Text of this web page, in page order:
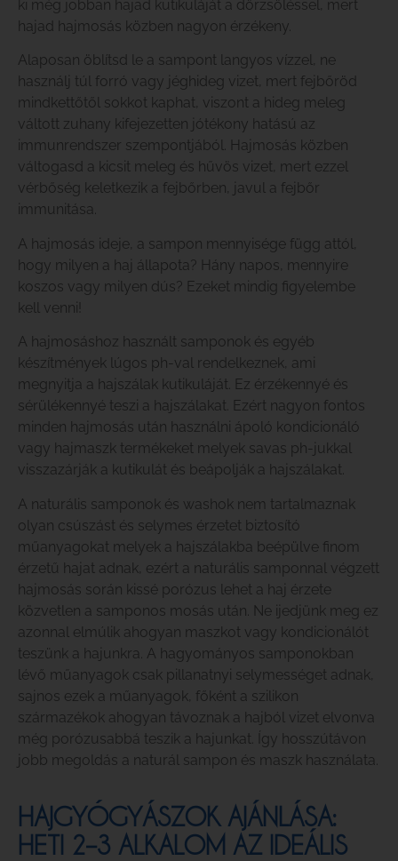
ki még jobban hajad kutikuláját a dörzsöléssel, mert
hajad hajmosás közben nagyon érzékeny.
Alaposan öblítsd le a sampont langyos vízzel, ne
használj túl forró vagy jéghideg vizet, mert fejbőröd
mindkettőtől sokkot kaphat, viszont a hideg meleg
váltott zuhany kifejezetten jótékony hatású az
immunrendszer szempontjából. Hajmosás közben
váltogasd a kicsit meleg és hűvös vizet, mert ezzel
vérbőség keletkezik a fejbőrben, javul a fejbőr
immunitása.
A hajmosás ideje, a sampon mennyisége függ attól,
hogy milyen a haj állapota? Hány napos, mennyire
koszos vagy milyen dús? Ezeket mindig figyelembe
kell venni!
A hajmosáshoz használt samponok és egyéb
készítmények lúgos ph-val rendelkeznek, ami
megnyitja a hajszálak kutikuláját. Ez érzékennyé és
sérülékennyé teszi a hajszálakat. Ezért nagyon fontos
minden hajmosás után használni ápoló kondicionáló
vagy hajmaszk termékeket melyek savas ph-jukkal
visszazárják a kutikulát és beápolják a hajszálakat.
A naturális samponok és washok nem tartalmaznak
olyan csúszást és selymes érzetet biztosító
műanyagokat melyek a hajszálakba beépülve finom
érzetű hajat adnak, ezért a naturális samponnal végzett
hajmosás során kissé porózus lehet a haj érzete
közvetlen a samponos mosás után. Ne ijedjünk meg ez
azonnal elmúlik ahogyan maszkot vagy kondicionálót
teszünk a hajunkra. A hagyományos samponokban
lévő műanyagok csak pillanatnyi selymességet adnak,
sajnos ezek a műanyagok, főként a szilikon
származékok ahogyan távoznak a hajból vizet elvonva
még porózusabbá teszik a hajunkat. Így hosszútávon
jobb megoldás a naturál sampon és maszk használata.
HAJGYÓGYÁSZOK AJÁNLÁSA:
HETI 2–3 ALKALOM AZ IDEÁLIS